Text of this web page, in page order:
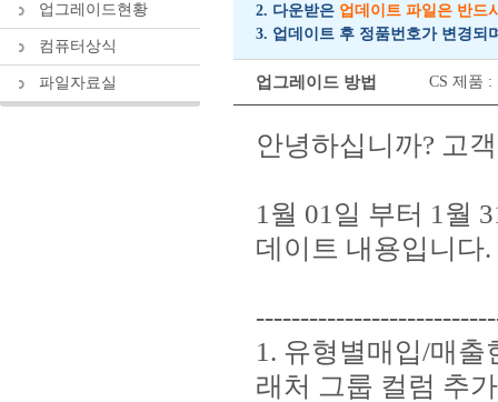
업그레이드현황
컴퓨터상식
파일자료실
2. 다운받은 업데이트 파일은 반드
3. 업데이트 후 정품번호가 변경되
업그레이드 방법 CS 제품
안녕하십니까? 고
1월 01일 부터 1월
데이트 내용입니다.
1. 유형별매입/매
래처 그룹 컬럼 추가